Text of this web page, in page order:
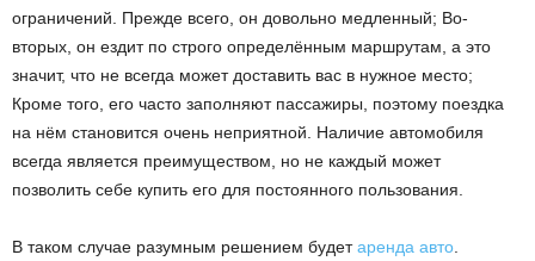
ограничений. Прежде всего, он довольно медленный; Во-
вторых, он ездит по строго определённым маршрутам, а это
значит, что не всегда может доставить вас в нужное место;
Кроме того, его часто заполняют пассажиры, поэтому поездка
на нём становится очень неприятной. Наличие автомобиля
всегда является преимуществом, но не каждый может
позволить себе купить его для постоянного пользования.
В таком случае разумным решением будетаренда авто